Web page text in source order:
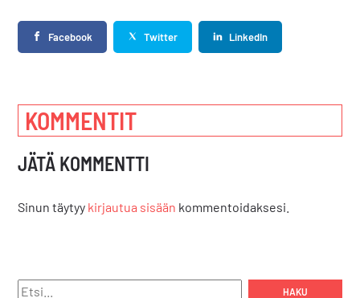
Facebook Twitter LinkedIn
KOMMENTIT
JÄTÄ KOMMENTTI
Sinun täytyy kirjautua sisään kommentoidaksesi.
Hae: